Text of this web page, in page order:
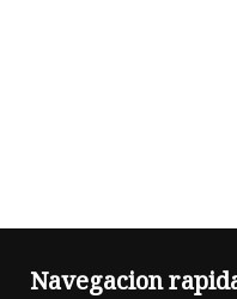
Navegacion